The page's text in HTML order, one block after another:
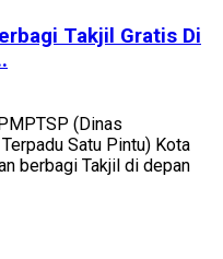
Takjil Gratis Di
(Dinas
Satu Pintu) Kota
berbagi Takjil di depan